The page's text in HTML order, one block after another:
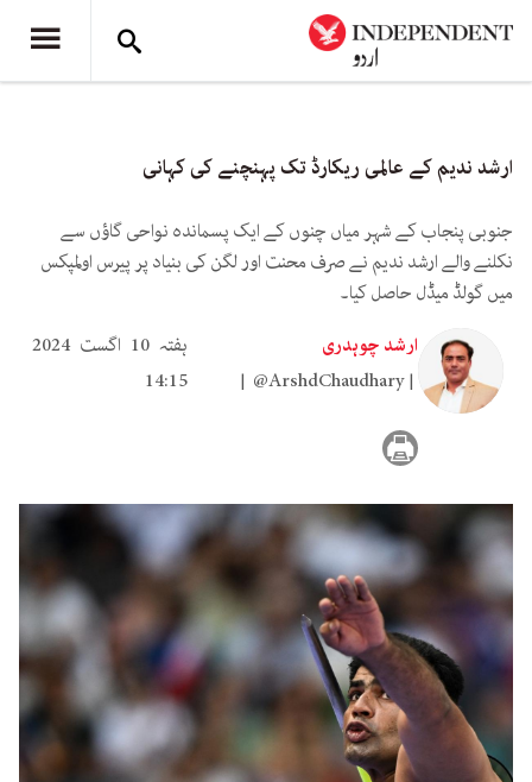
ارشد ندیم کے عالمی ریکارڈ تک پہنچنے کی کہانی
جنوبی پنجاب کے شہر میاں چنوں کے ایک پسماندہ نواحی گاؤں سے
نکلنے والے ارشد ندیم نے صرف محنت اور لگن کی بنیاد پر پیرس اولمپکس
میں گولڈ میڈل حاصل کیا۔
ارشد چوہدری
@ArshdChaudhary
ہفتہ 10 اگست 2024
14:15